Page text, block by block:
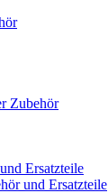
Zubehör
Ersatzteile
und Ersatzteile